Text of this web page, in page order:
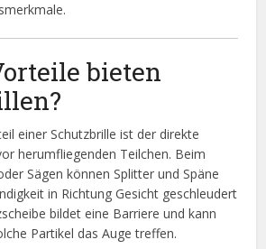
bieten
einer Schutzbrille ist der direkte
herumfliegenden Teilchen. Beim
Sägen können Splitter und Späne
in Richtung Gesicht geschleudert
bildet eine Barriere und kann
Partikel das Auge treffen.